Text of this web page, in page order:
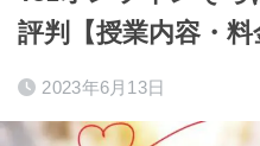
評判【授業内容・料
2023年6月13日